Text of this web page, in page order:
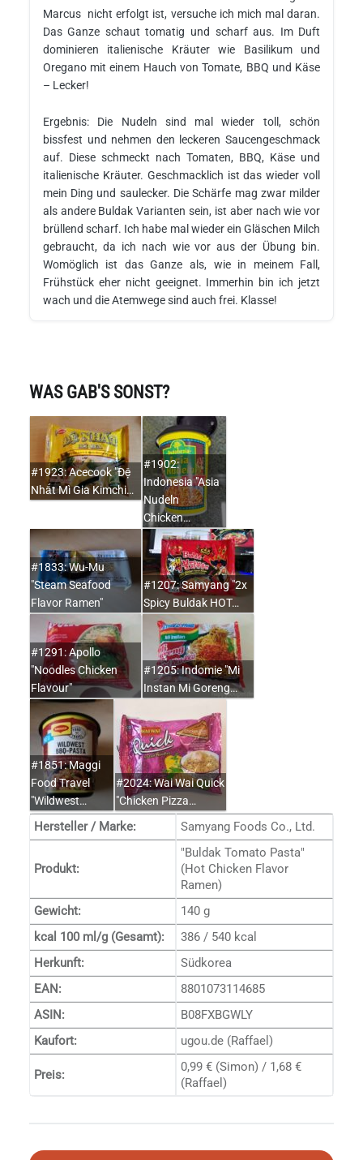
Marcus nicht erfolgt ist, versuche ich mich mal daran.
Das Ganze schaut tomatig und scharf aus. Im Duft
dominieren italienische Kräuter wie Basilikum und
Oregano mit einem Hauch von Tomate, BBQ und Käse
– Lecker!
Ergebnis: Die Nudeln sind mal wieder toll, schön
bissfest und nehmen den leckeren Saucengeschmack
auf. Diese schmeckt nach Tomaten, BBQ, Käse und
italienische Kräuter. Geschmacklich ist das wieder voll
mein Ding und saulecker. Die Schärfe mag zwar milder
als andere Buldak Varianten sein, ist aber nach wie vor
brüllend scharf. Ich habe mal wieder ein Gläschen Milch
gebraucht, da ich nach wie vor aus der Übung bin.
Womöglich ist das Ganze als, wie in meinem Fall,
Frühstück eher nicht geeignet. Immerhin bin ich jetzt
wach und die Atemwege sind auch frei. Klasse!
WAS GAB'S SONST?
#1923: Acecook "Đệ
Nhất Mì Gia Kimchi…
#1902:
Indonesia "Asia
Nudeln
Chicken…
#1833: Wu-Mu
"Steam Seafood
Flavor Ramen"
#1207: Samyang "2x
Spicy Buldak HOT…
#1291: Apollo
"Noodles Chicken
Flavour"
#1205: Indomie "Mi
Instan Mi Goreng…
#1851: Maggi
Food Travel
"Wildwest…
#2024: Wai Wai Quick
"Chicken Pizza…
Hersteller / Marke: Samyang Foods Co., Ltd.
Produkt:
"Buldak Tomato Pasta"
(Hot Chicken Flavor
Ramen)
Gewicht:
140 g
kcal 100 ml/g (Gesamt):
386 / 540 kcal
Herkunft:
Südkorea
EAN:
8801073114685
ASIN:
B08FXBGWLY
Kaufort:
ugou.de (Raffael)
Preis:
0,99 € (Simon) / 1,68 €
(Raffael)